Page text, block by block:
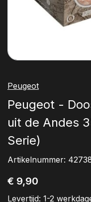
Peugeot
Peugeot -
uit de Andes
Serie)
Artikelnummer:
€ 9,90
Levertijd: 1-2